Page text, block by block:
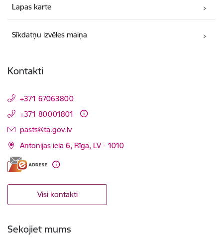
Lapas karte
Sīkdatņu izvēles maiņa
Kontakti
+371 67063800
+371 80001801
E-pasts:
pasts@ta.gov.lv
Antonijas iela 6, Rīga, LV - 1010
Visi kontakti
Sekojiet mums